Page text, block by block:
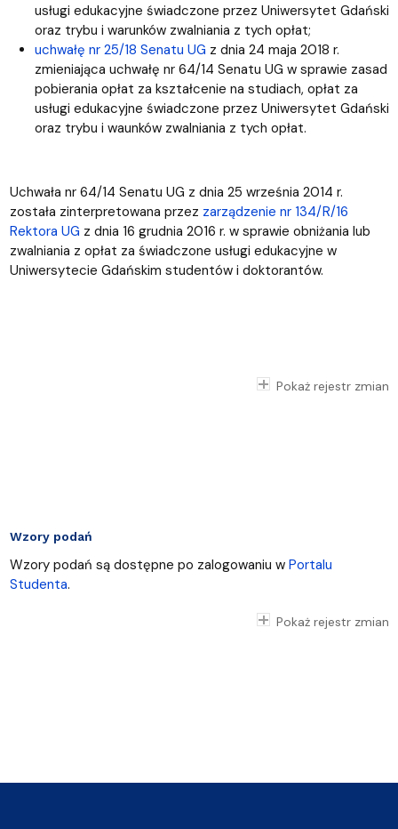
usługi edukacyjne świadczone przez Uniwersytet Gdański
oraz trybu i warunków zwalniania z tych opłat;
uchwałę nr 25/18 Senatu UG z dnia 24 maja 2018 r.
zmieniająca uchwałę nr 64/14 Senatu UG w sprawie zasad
pobierania opłat za kształcenie na studiach, opłat za
usługi edukacyjne świadczone przez Uniwersytet Gdański
oraz trybu i waunków zwalniania z tych opłat.
Uchwała nr 64/14 Senatu UG z dnia 25 września 2014 r.
została zinterpretowana przez zarządzenie nr 134/R/16
Rektora UG z dnia 16 grudnia 2016 r. w sprawie obniżania lub
zwalniania z opłat za świadczone usługi edukacyjne w
Uniwersytecie Gdańskim studentów i doktorantów.
Pokaż rejestr zmian
Wzory podań
Wzory podań są dostępne po zalogowaniu w Portalu
Studenta.
Pokaż rejestr zmian